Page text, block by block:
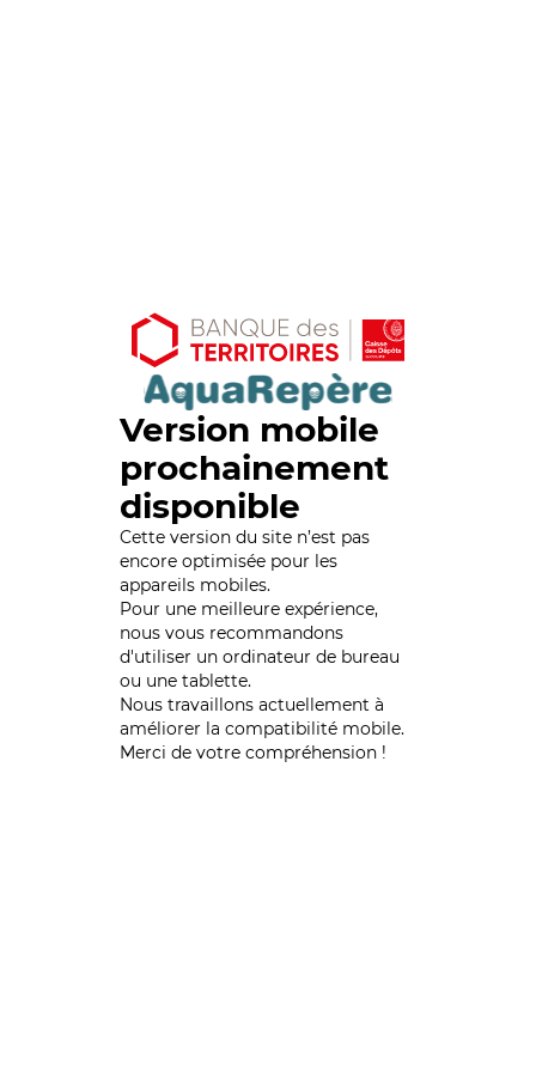
Version mobile
prochainement
disponible
Cette version du site n’est pas
encore optimisée pour les
appareils mobiles.
Pour une meilleure expérience,
nous vous recommandons
d'utiliser un ordinateur de bureau
ou une tablette.
Nous travaillons actuellement à
améliorer la compatibilité mobile.
Merci de votre compréhension !